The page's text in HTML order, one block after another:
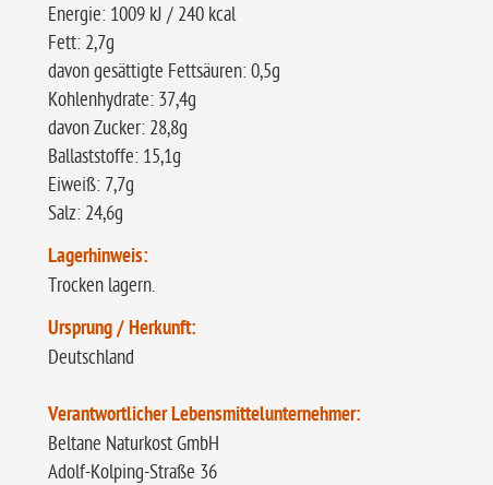
Energie: 1009 kJ / 240 kcal
Fett: 2,7g
davon gesättigte Fettsäuren: 0,5g
Kohlenhydrate: 37,4g
davon Zucker: 28,8g
Ballaststoffe: 15,1g
Eiweiß: 7,7g
Salz: 24,6g
Lagerhinweis:
Trocken lagern.
Ursprung / Herkunft:
Deutschland
Verantwortlicher Lebensmittelunternehmer:
Beltane Naturkost
Adolf-Kolping-Straße 36